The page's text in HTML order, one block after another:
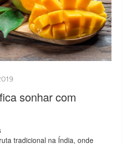
sonhar com
tradicional na Índia, onde